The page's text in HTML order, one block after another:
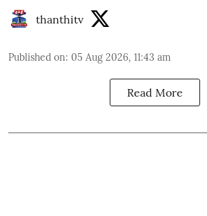
thanthitv
Published on: 05 Aug 2026, 11:43 am
Read More